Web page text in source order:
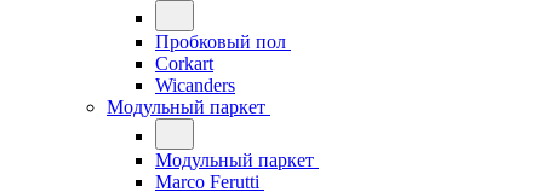
Пробковый пол
Corkart
Wicanders
Модульный паркет
Модульный паркет
Marco Ferutti